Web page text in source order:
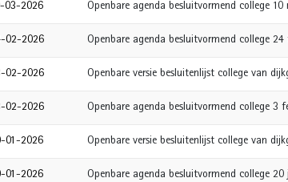
03-2026 Openbare agenda besluitvormend college
02-2026 Openbare agenda besluitvormend college
02-2026 Openbare versie besluitenlijst college van
02-2026 Openbare agenda besluitvormend college 3
01-2026 Openbare versie besluitenlijst college van
01-2026 Openbare agenda besluitvormend college